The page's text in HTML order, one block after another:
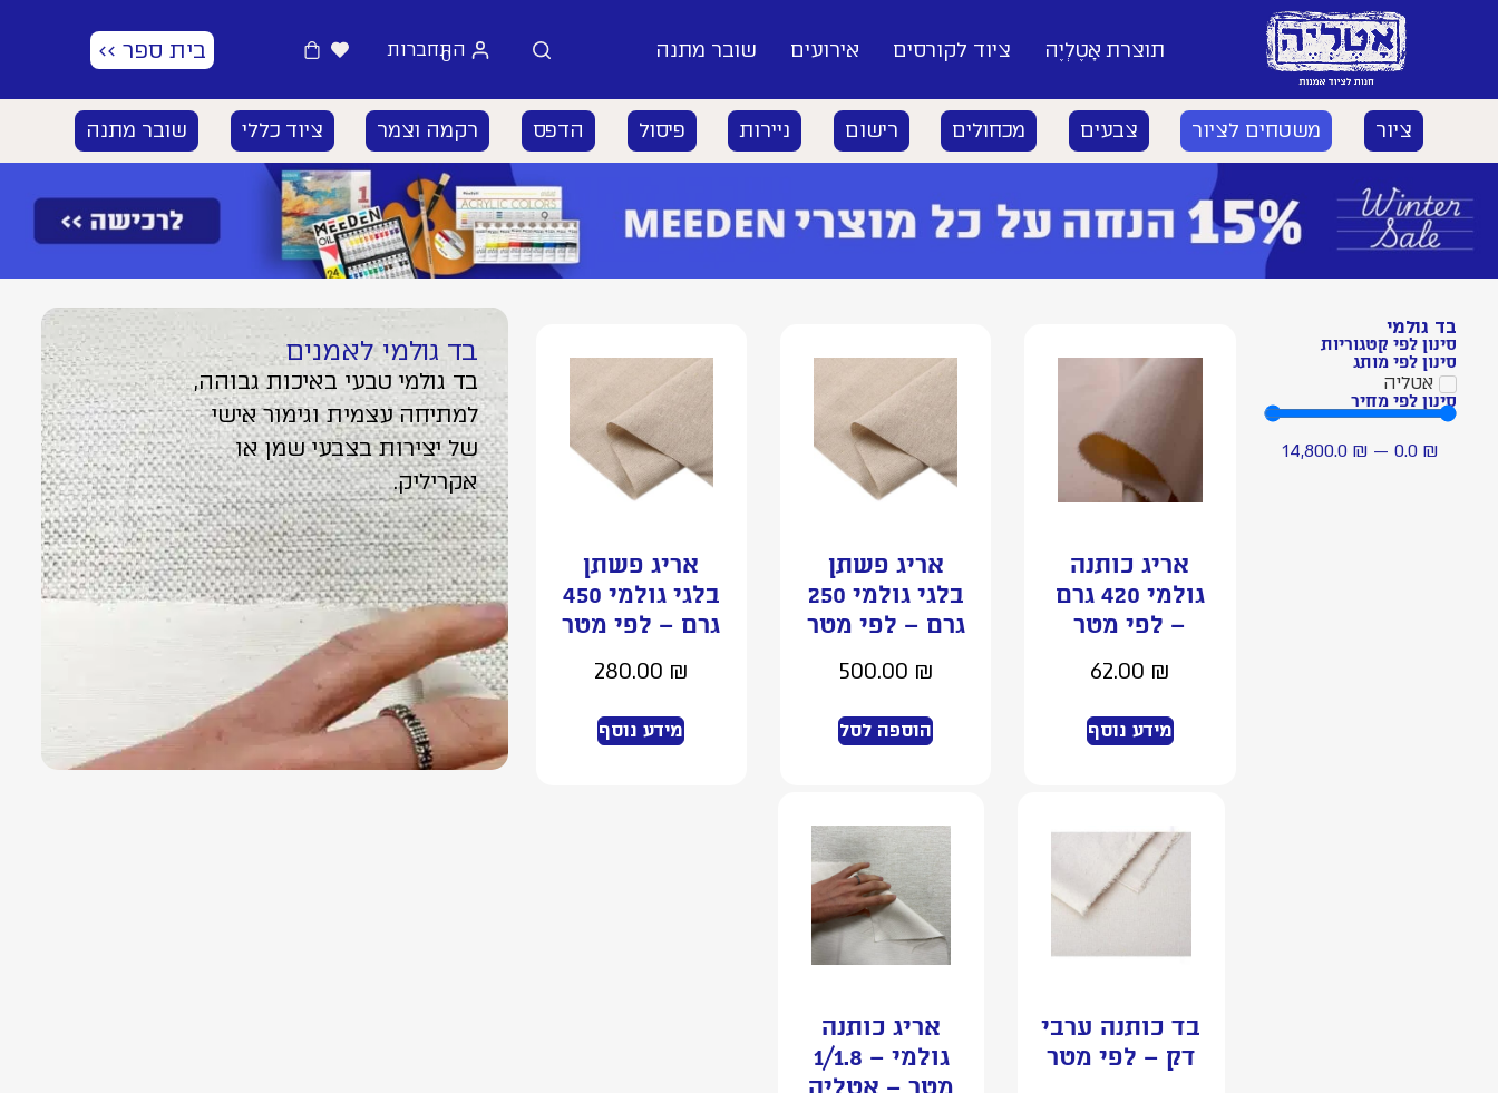
תוצרת אָטֶלְיֶה ציוד לקורסים אירועים שובר מתנה התחברות
0 בית ספר >>
ציור משטחים לציור צבעים מכחולים רישום ניירות פיסול הדפס רקמה וצמר ציוד כללי שובר מתנה
בד גולמי
סינון לפי קטגוריות
סינון לפי מותג
אטליה
סינון לפי מחיר
₪
0.0
—
₪
14,800.0
אריג כותנה
גולמי 420 גרם
– לפי מטר
62.00 ₪
מידע נוסף
אריג פשתן
בלגי גולמי 250
גרם – לפי מטר
500.00 ₪
הוספה לסל
אריג פשתן
בלגי גולמי 450
גרם – לפי מטר
280.00 ₪
מידע נוסף
בד גולמי לאמנים
בד גולמי טבעי באיכות גבוהה,
למתיחה עצמית וגימור אישי
של יצירות בצבעי שמן או
אקריליק.
בד כותנה ערבי
דק – לפי מטר
אריג כותנה
גולמי – 1/1.8